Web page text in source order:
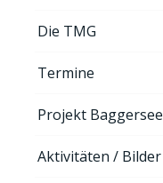
Die TMG
Termine
Projekt Baggersee
Aktivitäten / Bilder